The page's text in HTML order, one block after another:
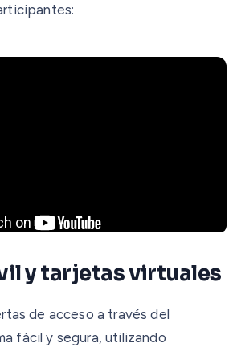
y tarjetas virtuales
de acceso a través del
fácil y segura, utilizando